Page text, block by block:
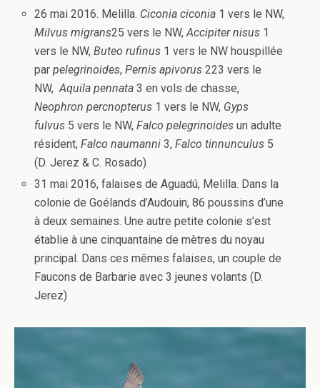
26 mai 2016. Melilla. Ciconia ciconia 1 vers le NW,
Milvus migrans25 vers le NW,Accipiter nisus 1
vers le NW,Buteo rufinus 1 vers le NW houspillée
parpelegrinoides,Pernis apivorus 223 vers le
NW, Aquila pennata 3 en vols de chasse,
Neophron percnopterus 1 vers le NW, Gyps
fulvus 5 vers le NW, Falco pelegrinoides un adulte
résident,Falco naumanni 3,Falco tinnunculus 5
(D. Jerez & C. Rosado)
31 mai 2016, falaises de Aguadú, Melilla. Dans la
colonie de Goélands d’Audouin, 86 poussins d’une
à deux semaines. Une autre petite colonie s’est
établie à une cinquantaine de mètres du noyau
principal. Dans ces mêmes falaises, un couple de
Faucons de Barbarie avec 3 jeunes volants (D.
Jerez)